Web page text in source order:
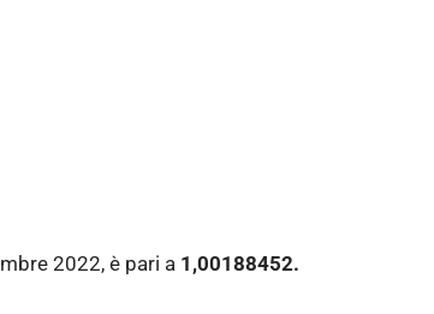
2022, è pari a 1,00188452.